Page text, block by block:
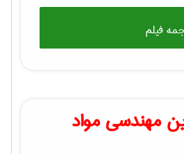
فیلم
مهندسی مواد